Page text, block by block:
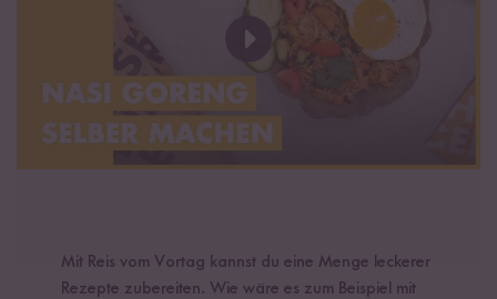
Mit Reis vom Vortag kannst du eine Menge leckerer
Rezepte zubereiten. Wie wäre es zum Beispiel mit